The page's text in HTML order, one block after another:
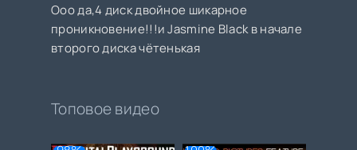
Ооо да,4 диск двойное шикарное
проникновение!!!и Jasmine Black в начале
второго диска чётенькая
Топовое видео